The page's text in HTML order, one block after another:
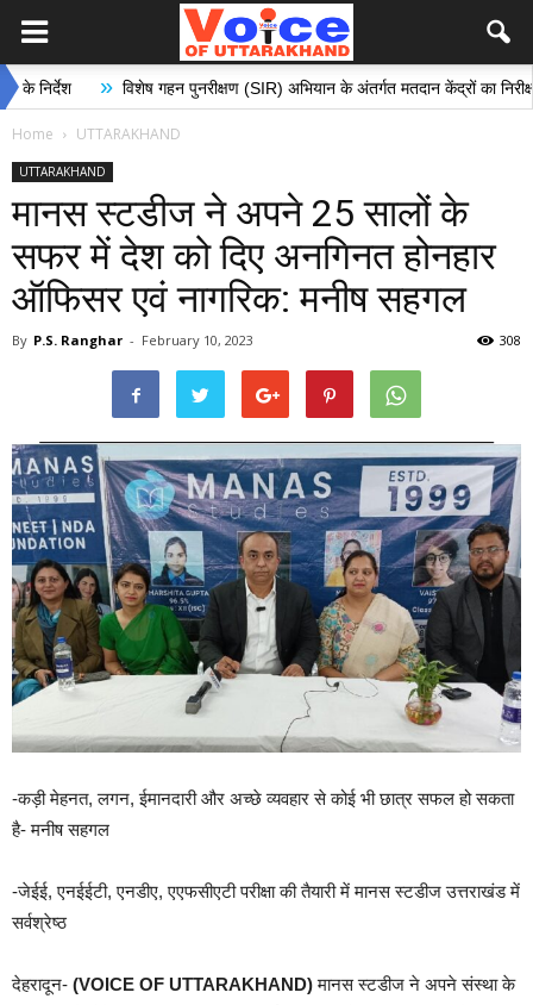
» विशेष गहन पुनरीक्षण (SIR) अभियान के अंतर्गत मतदान केंद्रों का निरीक्षण,
Home UTTARAKHAND
UTTARAKHAND
मानस स्टडीज ने अपने 25 सालों के
सफर में देश को दिए अनगिनत होनहार
ऑफिसर एवं नागरिक: मनीष सहगल
By P.S. Ranghar - February 10, 2023 308
-कड़ी मेहनत, लगन, ईमानदारी और अच्छे व्यवहार से कोई भी छात्र सफल हो सकता
है- मनीष सहगल
-जेईई, एनईईटी, एनडीए, एएफसीएटी परीक्षा की तैयारी में मानस स्टडीज उत्तराखंड में
सर्वश्रेष्ठ
देहरादून- (VOICE OF UTTARAKHAND)मानस स्टडीज ने अपने संस्था के